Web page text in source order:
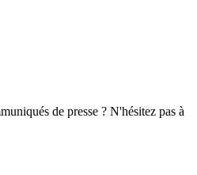
de presse ? N'hésitez pas à